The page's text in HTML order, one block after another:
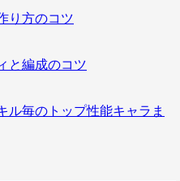
り方のコツ
と編成のコツ
ル毎のトップ性能キャラま